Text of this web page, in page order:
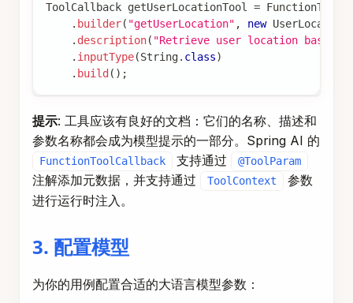
ToolCallback getUserLocationTool =
. builder( "getUserLocation" , new
. description( "Retrieve user location based
. inputType(String. class)
. build ( ) ;
提示: 工具应该有良好的文档：它们的名称、描述和
参数名称都会成为模型提示的一部分。Spring AI 的
FunctionToolCallback 支持通过 @ToolParam
注解添加元数据，并支持通过 ToolContext
参数
进行运行时注入。
3. 配置模型
为你的用例配置合适的大语言模型参数：